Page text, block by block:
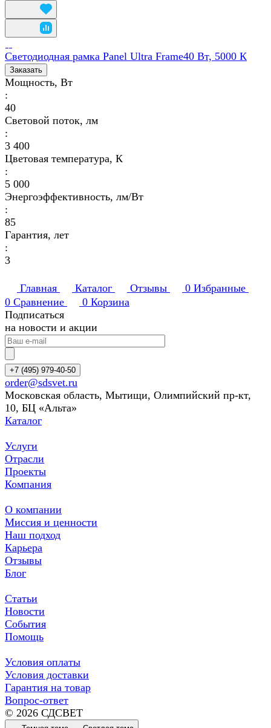
Светодиодная рамка Panel Ultra Frame40 Вт, 5000 К
Заказать
Мощность, Вт
:
40
Световой поток, лм
:
3 400
Цветовая температура, К
:
5 000
Энергоэффективность, лм/Вт
:
85
Гарантия, лет
:
3
Главная Каталог Отзывы 0 Избранные
0 Сравнение 0 Корзина
Подписаться
на новости и акции
+7 (495) 979-40-50
order@sdsvet.ru
Московская область, Мытищи, Олимпийский пр-кт,
10, БЦ «Альта»
Каталог
Услуги
Отрасли
Проекты
Компания
О компании
Миссия и ценности
Наш подход
Карьера
Отзывы
Блог
Статьи
Новости
События
Помощь
Условия оплаты
Условия доставки
Гарантия на товар
Вопрос-ответ
© 2026 СДСВЕТ